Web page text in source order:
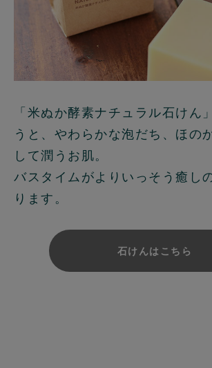
「米ぬか酵素ナチュラル石けん
うと、やわらかな泡だち、ほの
して潤うお肌。
バスタイムがよりいっそう癒し
ります。
石けんはこちら